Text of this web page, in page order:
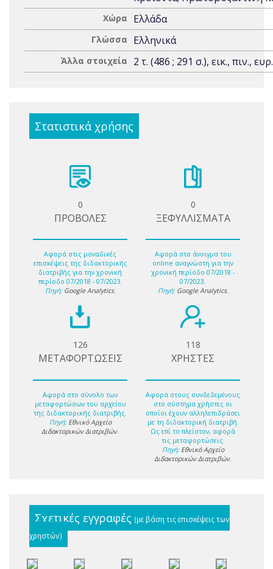
Χώρα Ελλάδα
Γλώσσα Ελληνικά
Άλλα στοιχεία 2 τ. (486 ; 291 σ.), εικ., πιν., ευρ.
Στατιστικά χρήσης
0
ΠΡΟΒΟΛΕΣ
Αφορά στις μοναδικές
επισκέψεις της διδακτορικής
διατριβής για την χρονική
περίοδο 07/2018 - 07/2023.
Πηγή: Google Analytics.
0
ΞΕΦΥΛΛΙΣΜΑΤΑ
Αφορά στο άνοιγμα του
online αναγνώστη για την
χρονική περίοδο 07/2018 -
07/2023.
Πηγή: Google Analytics.
126
ΜΕΤΑΦΟΡΤΩΣΕΙΣ
Αφορά στο σύνολο των
μεταφορτώσων του αρχείου
της διδακτορικής διατριβής.
Πηγή: Εθνικό Αρχείο
Διδακτορικών Διατριβών.
118
ΧΡΗΣΤΕΣ
Αφορά στους συνδεδεμένους
στο σύστημα χρήστες οι
οποίοι έχουν αλληλεπιδράσει
με τη διδακτορική διατριβή.
Ως επί το πλείστον, αφορά
τις μεταφορτώσεις.
Πηγή: Εθνικό Αρχείο
Διδακτορικών Διατριβών.
Σχετικές εγγραφές (με βάση τις επισκέψεις των
χρηστών)